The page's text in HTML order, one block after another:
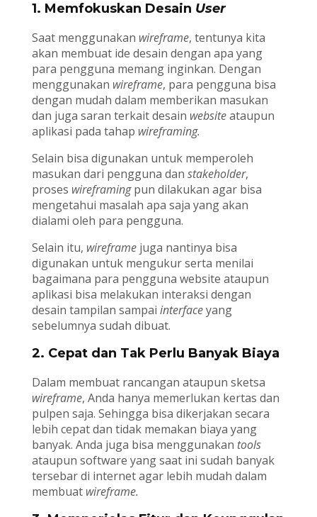
1. Memfokuskan Desain User
Saat menggunakan wireframe, tentunya kita
akan membuat ide desain dengan apa yang
para pengguna memang inginkan. Dengan
menggunakan wireframe, para pengguna bisa
dengan mudah dalam memberikan masukan
dan juga saran terkait desain websiteataupun
aplikasi pada tahap wireframing.
Selain bisa digunakan untuk memperoleh
masukan dari pengguna dan stakeholder,
proses wireframingpun dilakukan agar bisa
mengetahui masalah apa saja yang akan
dialami oleh para pengguna.
Selain itu, wireframejuga nantinya bisa
digunakan untuk mengukur serta menilai
bagaimana para pengguna website ataupun
aplikasi bisa melakukan interaksi dengan
desain tampilan sampai interfaceyang
sebelumnya sudah dibuat.
2. Cepat dan Tak Perlu Banyak Biaya
Dalam membuat rancangan ataupun sketsa
wireframe, Anda hanya memerlukan kertas dan
pulpen saja. Sehingga bisa dikerjakan secara
lebih cepat dan tidak memakan biaya yang
banyak. Anda juga bisa menggunakan tools
ataupun software yang saat ini sudah banyak
tersebar di internet agar lebih mudah dalam
membuat wireframe.